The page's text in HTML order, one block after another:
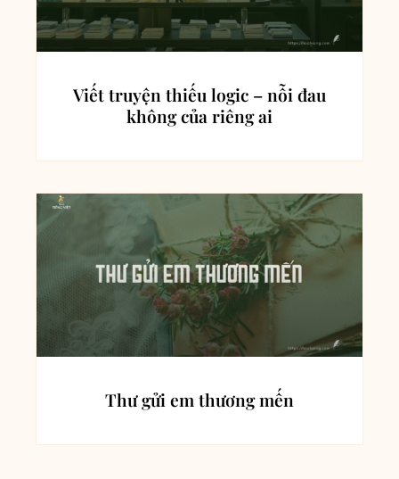
Viết truyện thiếu logic – nỗi đau
không của riêng ai
Thư gửi em thương mến